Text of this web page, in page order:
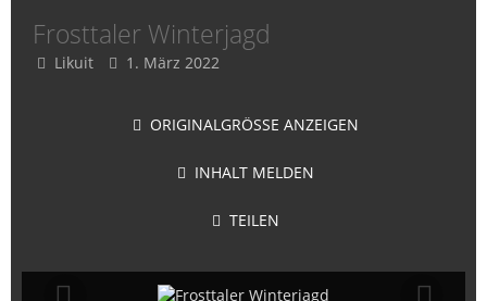
Frosttaler Winterjagd
Likuit 1. März 2022
ORIGINALGRÖSSE ANZEIGEN
INHALT MELDEN
TEILEN